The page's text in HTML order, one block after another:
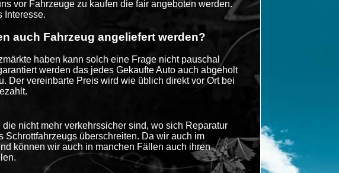
vor Fahrzeuge zu kaufen die fair angeboten werden.
Interesse.
auch Fahrzeug angeliefert werden?
haben kann solch eine Frage nicht pauschal
werden das jedes Gekaufte Auto auch abgeholt
Der vereinbarte Preis wird wie üblich direkt vor Ort bei
nicht mehr verkehrssicher sind, wo sich Reparatur
Schrottfahrzeugs überschreiten. Da wir auch im
können wir auch in manchen Fällen auch ihren